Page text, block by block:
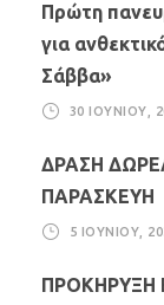
Πρώτη
για
Σάββα»
30 ΙΟΥΝΊΟΥ,
ΔΡΑΣΗ
ΠΑΡΑΣΚΕΥΗ
5 ΙΟΥΝΊΟΥ,
ΠΡΟΚΗΡΥΞΗ